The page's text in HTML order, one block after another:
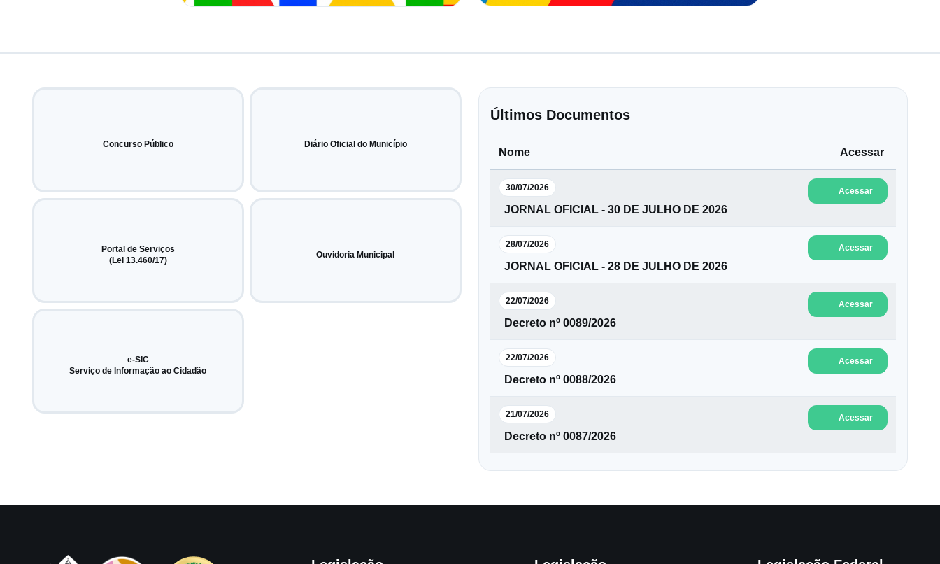
Concurso Público Diário Oficial do Município
Portal de Serviços
(Lei 13.460/17)
Ouvidoria Municipal
e-SIC
Serviço de Informação ao Cidadão
Últimos Documentos
Nome Acessar
30/07/2026
JORNAL OFICIAL - 30 DE JULHO DE 2026
Acessar
28/07/2026
JORNAL OFICIAL - 28 DE JULHO DE 2026
Acessar
22/07/2026
Decreto nº 0089/2026
Acessar
22/07/2026
Decreto nº 0088/2026
Acessar
21/07/2026
Decreto nº 0087/2026
Acessar